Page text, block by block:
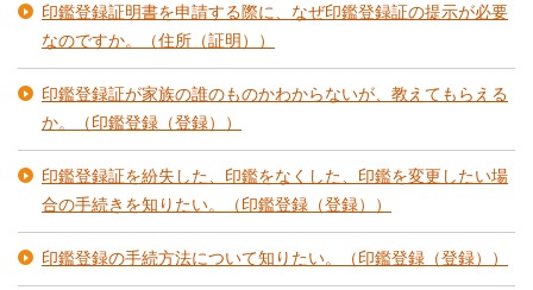
印鑑登録証明書を申請する際に、なぜ印鑑登録証の提示が必要
なのですか。（住所（証明））
印鑑登録証が家族の誰のものかわからないが、教えてもらえる
か。（印鑑登録（登録））
印鑑登録証を紛失した、印鑑をなくした、印鑑を変更したい場
合の手続きを知りたい。（印鑑登録（登録））
印鑑登録の手続方法について知りたい。（印鑑登録（登録））